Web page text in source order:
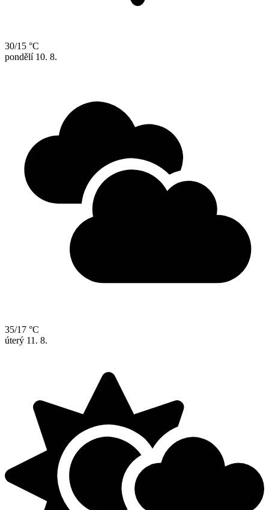
30/15 °C
pondělí 10. 8.
35/17 °C
úterý 11. 8.